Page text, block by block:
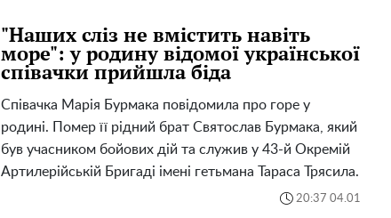
"Наших сліз не вмістить навіть
море": у родину відомої української
співачки прийшла біда
Співачка Марія Бурмака повідомила про горе у
родині. Помер її рідний брат Святослав Бурмака, який
був учасником бойових дій та служив у 43-й Окремій
Артилерійській Бригаді імені гетьмана Тараса Трясила.
20:37 04.01